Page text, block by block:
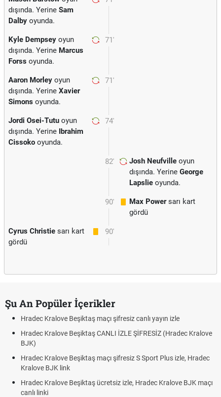
dışında. Yerine Sam
Dalby oyunda.
71'
Kyle Dempsey oyun
dışında. Yerine Marcus
Forss oyunda.
71'
Aaron Morley oyun
dışında. Yerine Xavier
Simons oyunda.
74'
Jordi Osei-Tutu oyun
dışında. Yerine Ibrahim
Cissoko oyunda.
82' Josh Neufville oyun
dışında. Yerine George
Lapslie oyunda.
90' Max Powersarı kart
gördü
90'
Cyrus Christie sarı kart
gördü
Şu An Popüler İçerikler
Hradec Kralove Beşiktaş maçı şifresiz canlı yayın izle
Hradec Kralove Beşiktaş CANLI İZLE ŞİFRESİZ (Hradec Kralove
BJK)
Hradec Kralove Beşiktaş maçı şifresiz S Sport Plus izle, Hradec
Kralove BJK link
Hradec Kralove Beşiktaş ücretsiz izle, Hradec Kralove BJK maçı
canlı linki